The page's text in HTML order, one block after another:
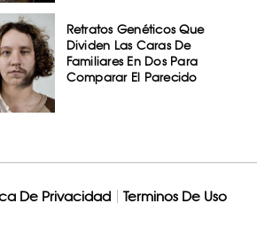
Retratos Genéticos Que
Dividen Las Caras De
Familiares En Dos Para
Comparar El Parecido
De Privacidad Terminos De Uso